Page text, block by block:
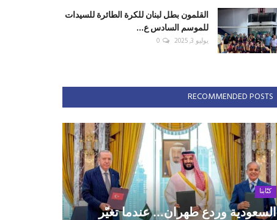
القلمون بطل لبنان للكرة الطائرة للسيدات
للموسم السادس ع...
يوليو 3, 2025 0
RECOMMENDED POSTS
كتّابنا
السعودية وردع طهران... عندما تغيّر